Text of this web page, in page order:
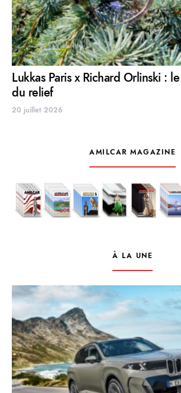
Lukkas Paris x Richard Orlinski :
du relief
20 juillet 2026
AMILCAR MAGAZINE
À LA UNE